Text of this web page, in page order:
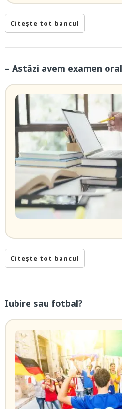
Citește tot bancul
– Astăzi avem examen oral
Citește tot bancul
Iubire sau fotbal?